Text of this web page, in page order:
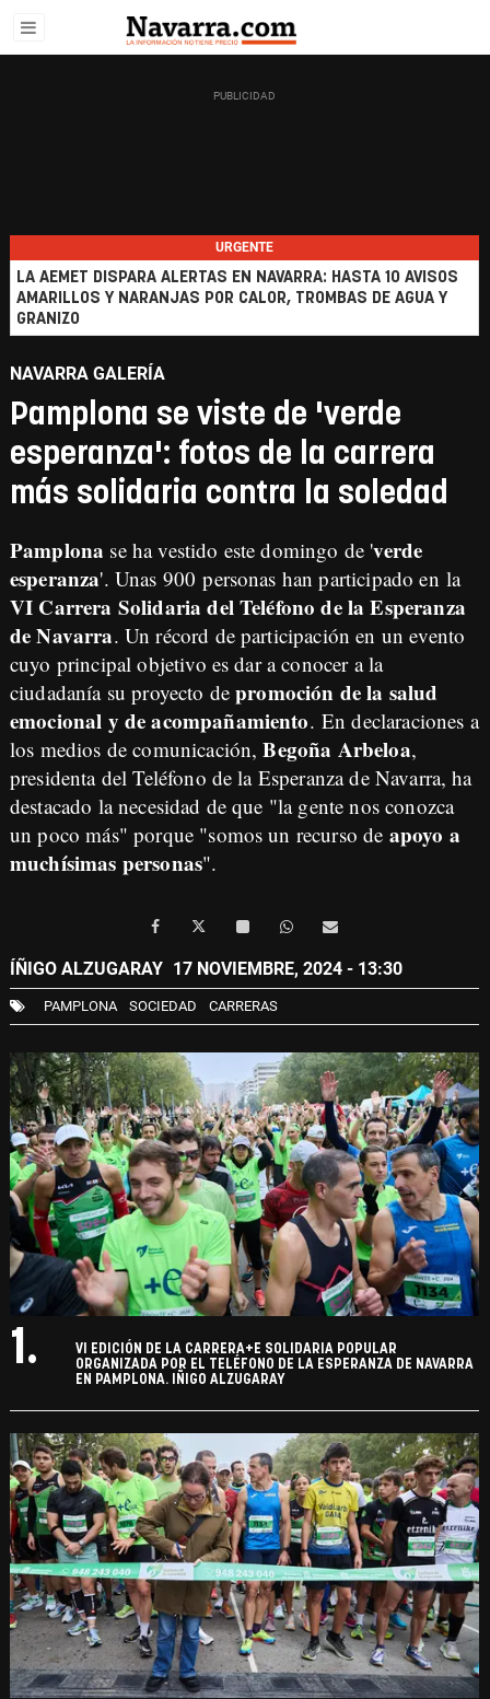
URGENTE
LA AEMET DISPARA ALERTAS EN NAVARRA: HASTA 10 AVISOS
AMARILLOS Y NARANJAS POR CALOR, TROMBAS DE AGUA Y
GRANIZO
NAVARRA GALERÍA
Pamplona se viste de 'verde
esperanza': fotos de la carrera
más solidaria contra la soledad
Pamplona se ha vestido este domingo de 'verde
esperanza'. Unas 900 personas han participado en la
VI Carrera Solidaria del Teléfono de la Esperanza
de Navarra. Un récord de participación en un evento
cuyo principal objetivo es dar a conocer a la
ciudadanía su proyecto depromoción de la salud
emocional y de acompañamiento. En declaraciones a
los medios de comunicación, Begoña Arbeloa,
presidenta del Teléfono de la Esperanza de Navarra, ha
destacado la necesidad de que "la gente nos conozca
un poco más" porque "somos un recurso de apoyo a
muchísimas personas".
ÍÑIGO ALZUGARAY 17 NOVIEMBRE, 2024 - 13:30
PAMPLONA SOCIEDAD CARRERAS
1.
VI EDICIÓN DE LA CARRERA+E SOLIDARIA POPULAR
ORGANIZADA POR EL TELÉFONO DE LA ESPERANZA DE NAVARRA
EN PAMPLONA. IÑIGO ALZUGARAY